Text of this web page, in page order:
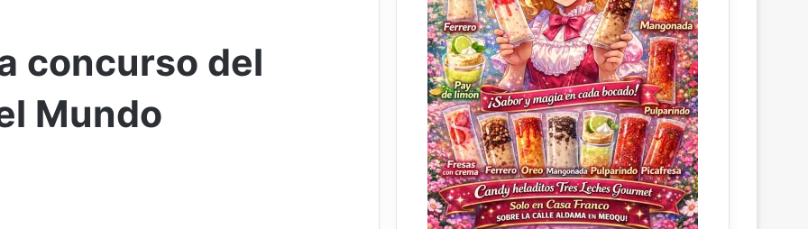
concurso del
Mundo